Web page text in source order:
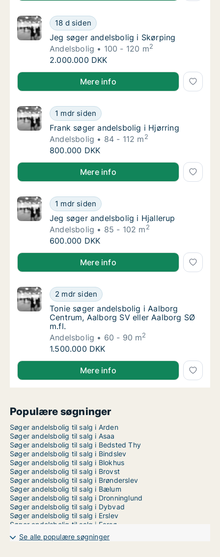
Jeg søger andelsbolig i Skørping
18 d siden
Jeg søger andelsbolig i Skørping
Jeg søger andelsbolig i Skørping
Andelsbolig
100 - 120 m2
Jeg søger andelsbolig i Skørping
2.000.000 DKK
Jeg søger andelsbolig i Skørping
Mere info
Frank søger andelsbolig i Hjørring
1 mdr siden
Frank søger andelsbolig i Hjørring
Frank søger andelsbolig i Hjørring
Andelsbolig
84 - 112 m2
Frank søger andelsbolig i Hjørring
800.000 DKK
Frank søger andelsbolig i Hjørring
Mere info
Jeg søger andelsbolig i Hjallerup
1 mdr siden
Jeg søger andelsbolig i Hjallerup
Jeg søger andelsbolig i Hjallerup
Andelsbolig
85 - 102 m2
Jeg søger andelsbolig i Hjallerup
600.000 DKK
Jeg søger andelsbolig i Hjallerup
Mere info
Tonie søger andelsbolig i Aalborg
2 mdr siden
Tonie søger andelsbolig i Aalborg
Tonie søger andelsbolig i Aalborg
Centrum, Aalborg SV eller Aalborg SØ
m.fl.
Andelsbolig
60 - 90 m2
Tonie søger andelsbolig i Aalborg
1.500.000 DKK
Tonie søger andelsbolig i Aalborg Centrum, Aalborg
Mere info
Populære søgninger
Søger andelsbolig til salg i Arden
Søger andelsbolig til salg i Asaa
Søger andelsbolig til salg i Bedsted Thy
Søger andelsbolig til salg i Bindslev
Søger andelsbolig til salg i Blokhus
Søger andelsbolig til salg i Brovst
Søger andelsbolig til salg i Brønderslev
Søger andelsbolig til salg i Bælum
Søger andelsbolig til salg i Dronninglund
Søger andelsbolig til salg i Dybvad
Søger andelsbolig til salg i Erslev
Søger andelsbolig til salg i Farsø
Søger andelsbolig til salg i Fjerritslev
Søger andelsbolig til salg i Frederikshavn
Se alle populære søgninger